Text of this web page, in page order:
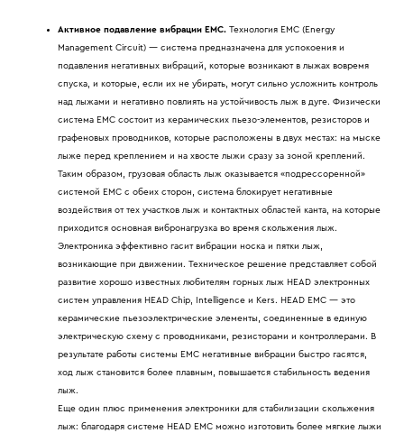
Активное подавление вибрации EMC. Технология EMC (Energy
Management Circuit) — система предназначена для успокоения и
подавления негативных вибраций, которые возникают в лыжах вовремя
спуска, и которые, если их не убирать, могут сильно усложнить контроль
над лыжами и негативно повлиять на устойчивость лыж в дуге. Физически
система EMC состоит из керамических пьезо-элементов, резисторов и
графеновых проводников, которые расположены в двух местах: на мыске
лыже перед креплением и на хвосте лыжи сразу за зоной креплений.
Таким образом, грузовая область лыж оказывается «подрессоренной»
системой EMC с обеих сторон, система блокирует негативные
воздействия от тех участков лыж и контактных областей канта, на которые
приходится основная вибронагрузка во время скольжения лыж.
Электроника эффективно гасит вибрации носка и пятки лыж,
возникающие при движении. Техническое решение представляет собой
развитие хорошо известных любителям горных лыж HEAD электронных
систем управления HEAD Chip, Intelligence и Kers. HEAD EMC — это
керамические пьезоэлектрические элементы, соединенные в единую
электрическую схему с проводниками, резисторами и контроллерами. В
результате работы системы EMC негативные вибрации быстро гасятся,
ход лыж становится более плавным, повышается стабильность ведения
лыж.
Еще один плюс применения электроники для стабилизации скольжения
лыж: благодаря системе HEAD EMC можно изготовить более мягкие лыжи